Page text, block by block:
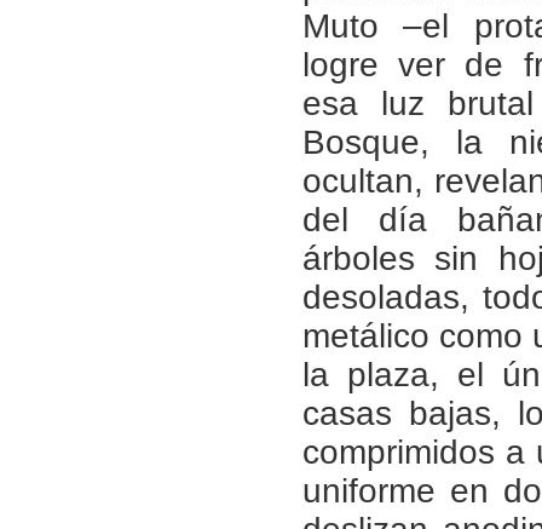
Muto –el
logre ver de
esa luz
Bosque, la
ocultan,
del día
árboles sin
desoladas,
metálico como
la plaza, el
casas bajas,
comprimidos a
uniforme en